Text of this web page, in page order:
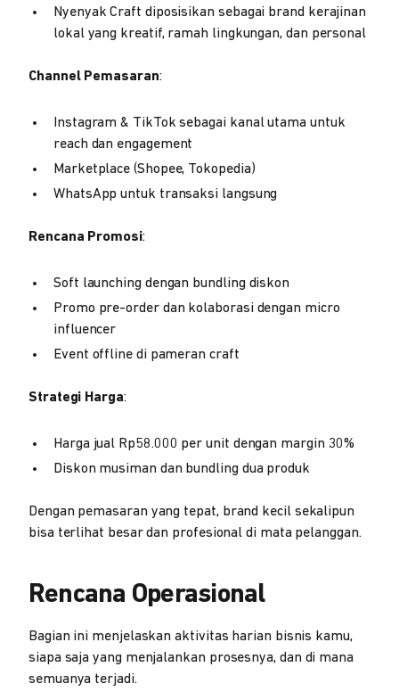
Nyenyak Craft diposisikan sebagai brand kerajinan
lokal yang kreatif, ramah lingkungan, dan personal
Channel Pemasaran:
Instagram & TikTok sebagai kanal utama untuk
reach dan engagement
Marketplace (Shopee, Tokopedia)
WhatsApp untuk transaksi langsung
Rencana Promosi:
Soft launching dengan bundling diskon
Promo pre-order dan kolaborasi dengan micro
influencer
Event offline di pameran craft
Strategi Harga:
Harga jual Rp58.000 per unit dengan margin 30%
Diskon musiman dan bundling dua produk
Dengan pemasaran yang tepat, brand kecil sekalipun
bisa terlihat besar dan profesional di mata pelanggan.
Rencana Operasional
Bagian ini menjelaskan aktivitas harian bisnis kamu,
siapa saja yang menjalankan prosesnya, dan di mana
semuanya terjadi.